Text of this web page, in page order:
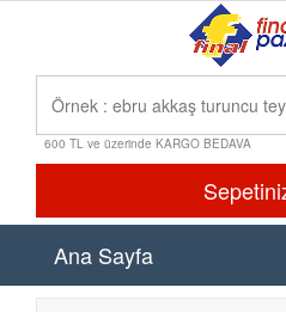
600 TL ve üzerinde KARGO BEDAVA
Ana Sayfa